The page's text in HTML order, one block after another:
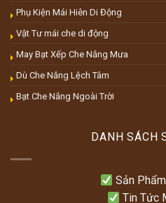
Phụ Kiện Mái Hiên Di Động
Vật Tư mái che di động
May Bạt Xếp Che Nắng Mưa
Dù Che Nắng Lệch Tâm
Bạt Che Nắng Ngoài Trời
DANH SÁCH
Sản
Tin Tức